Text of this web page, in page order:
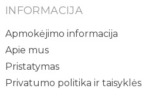
INFORMACIJA
Apmokėjimo informacija
Apie mus
Pristatymas
Privatumo politika ir taisyklės